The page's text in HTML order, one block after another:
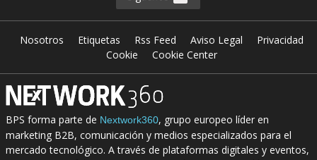
Nosotros Etiquetas Rss Feed Aviso Legal
Privacidad
Cookie
Cookie Center
BPS forma parte de Nextwork360, grupo europeo líder en
marketing B2B, comunicación y medios especializados para el
mercado tecnológico. A través de plataformas digitales y eventos,